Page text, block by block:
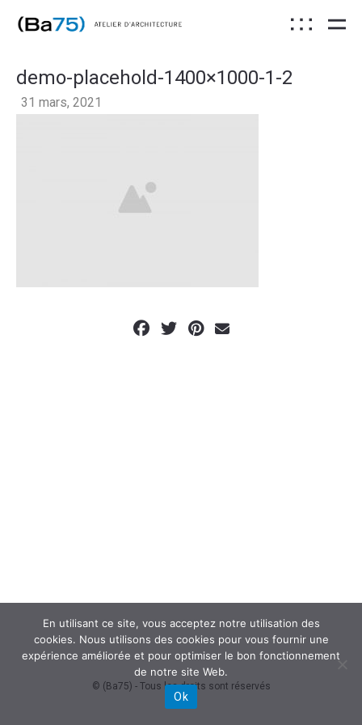
demo-placehold-1400×1000-1-2
31 mars, 2021
© (Ba75) - Tous les droits sont réservés
En utilisant ce site, vous acceptez notre utilisation des
cookies. Nous utilisons des cookies pour vous fournir une
expérience améliorée et pour optimiser le bon fonctionnement
de notre site Web.
Ok